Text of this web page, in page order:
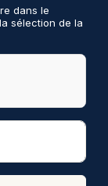
dans le
sélection de la